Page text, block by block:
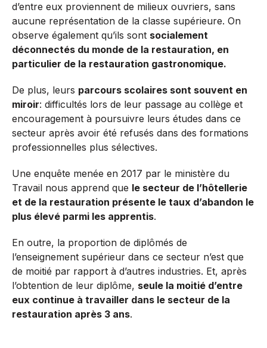
d’entre eux proviennent de milieux ouvriers, sans
aucune représentation de la classe supérieure. On
observe également qu’ils sont socialement
déconnectés du monde de la restauration, en
particulier de la restauration gastronomique.
De plus, leurs parcours scolaires sont souvent en
miroir: difficultés lors de leur passage au collège et
encouragement à poursuivre leurs études dans ce
secteur après avoir été refusés dans des formations
professionnelles plus sélectives.
Une enquête menée en 2017 par le ministère du
Travail nous apprend que le secteur de l’hôtellerie
et de la restauration présente le taux d’abandon le
plus élevé parmi les apprentis.
En outre, la proportion de diplômés de
l’enseignement supérieur dans ce secteur n’est que
de moitié par rapport à d’autres industries. Et, après
l’obtention de leur diplôme, seule la moitié d’entre
eux continue à travailler dans le secteur de la
restauration après 3 ans.